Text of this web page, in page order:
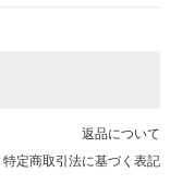
返品について
特定商取引法に基づく表記